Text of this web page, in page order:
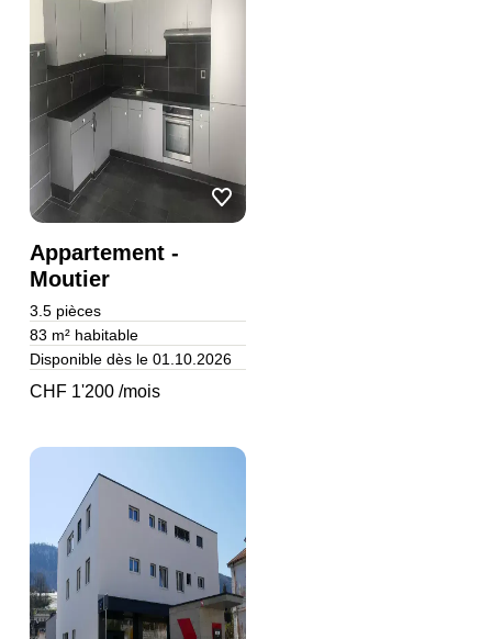
Appartement -
Moutier
3.5pièces
83 m²habitable
Disponible dès le 01.10.2026
CHF 1'200 /mois